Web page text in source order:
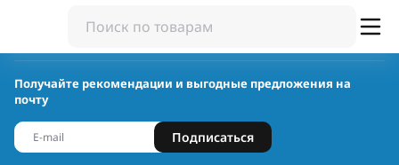
Получайте рекомендации и выгодные предложения на
почту
Подписаться